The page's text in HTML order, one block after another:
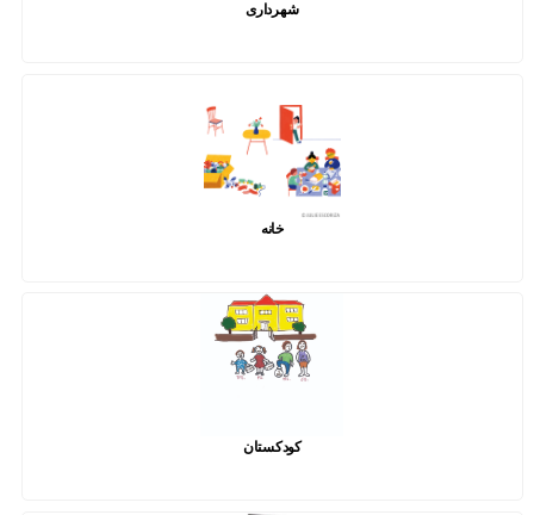
شهرداری
خانه
کودکستان